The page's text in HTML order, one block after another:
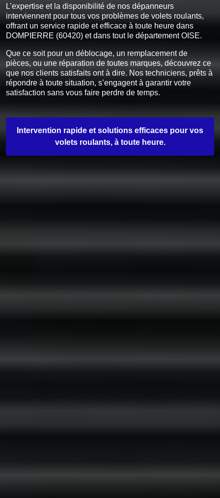
L’expertise et la disponibilité de nos dépanneurs
interviennent pour tous vos problèmes de volets roulants,
offrant un service rapide et efficace à toute heure dans
DOMPIERRE (60420) et dans tout le département OISE.
Que ce soit pour un déblocage, un remplacement de
pièces, ou une réparation de toutes marques, découvrez ce
que nos clients satisfaits ont à dire. Nos techniciens, prêts à
répondre à toute situation, s’engagent à garantir votre
satisfaction sans vous faire perdre de temps.
Intervention rapide et solutions efficaces pour vos
volets roulants, à toute heure.